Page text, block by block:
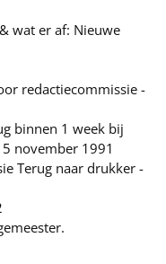
wat er af: Nieuwe
redactiecommissie -
binnen 1 week bij
november 1991
Terug naar drukker -